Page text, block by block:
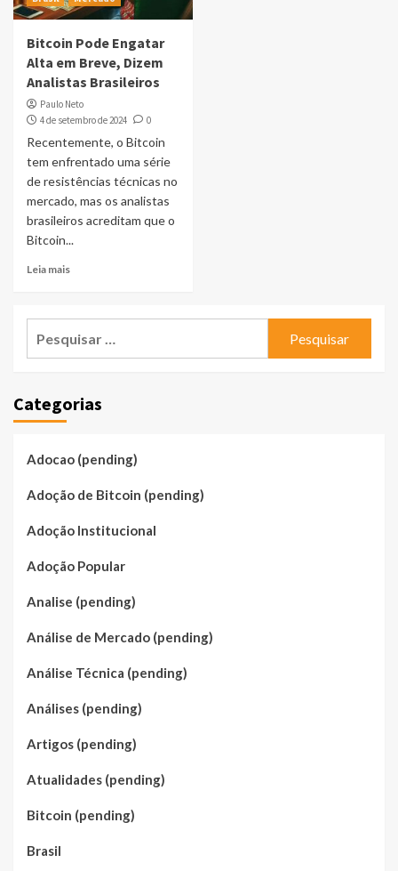
Bitcoin Pode Engatar
Alta em Breve, Dizem
Analistas Brasileiros
Paulo Neto
4 de setembro de 2024
0
Recentemente, o Bitcoin
tem enfrentado uma série
de resistências técnicas no
mercado, mas os analistas
brasileiros acreditam que o
Bitcoin...
Leia mais
Categorias
Adocao (pending)
Adoção de Bitcoin (pending)
Adoção Institucional
Adoção Popular
Analise (pending)
Análise de Mercado (pending)
Análise Técnica (pending)
Análises (pending)
Artigos (pending)
Atualidades (pending)
Bitcoin (pending)
Brasil